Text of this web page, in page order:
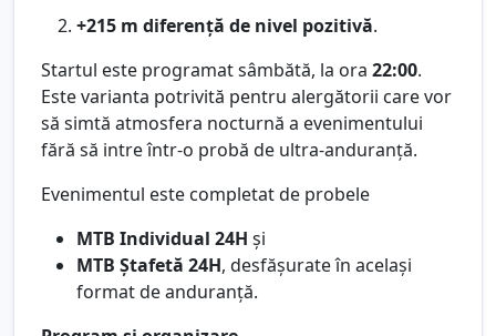
+215 m diferență de nivel pozitivă.
Startul este programat sâmbătă, la ora 22:00.
Este varianta potrivită pentru alergătorii care vor
să simtă atmosfera nocturnă a evenimentului
fără să intre într-o probă de ultra-anduranță.
Evenimentul este completat de probele
MTB Individual 24H și
MTB Ștafetă 24H, desfășurate în același
format de anduranță.